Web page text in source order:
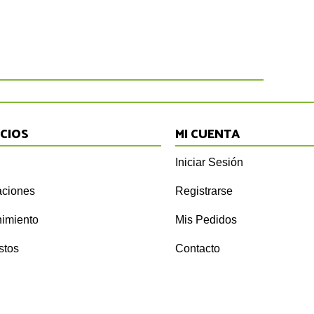
MI CUENTA
Iniciar Sesión
Registrarse
Mis Pedidos
Contacto